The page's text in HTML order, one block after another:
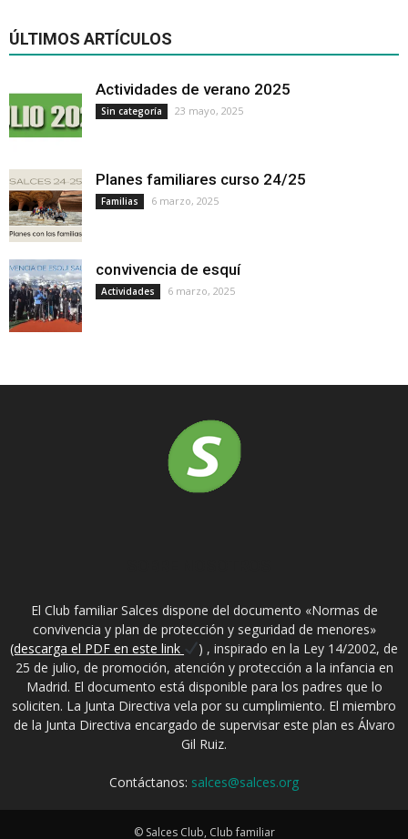
ÚLTIMOS ARTÍCULOS
Actividades de verano 2025
Sin categoría 23 mayo, 2025
Planes familiares curso 24/25
Familias 6 marzo, 2025
convivencia de esquí
Actividades 6 marzo, 2025
El Club familiar Salces dispone del documento «Normas de
convivencia y plan de protección y seguridad de menores»
(descarga el PDF en este link
) , inspirado en la Ley 14/2002, de
25 de julio, de promoción, atención y protección a la infancia en
Madrid. El documento está disponible para los padres que lo
soliciten. La Junta Directiva vela por su cumplimiento. El miembro
de la Junta Directiva encargado de supervisar este plan es Álvaro
Gil Ruiz.
Contáctanos: salces@salces.org
© Salces Club, Club familiar